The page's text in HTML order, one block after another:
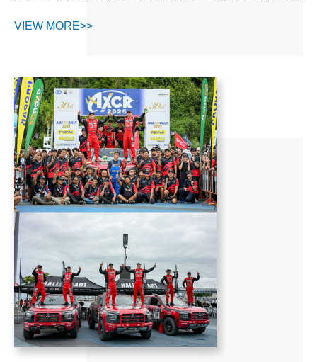
◆三菱重工製 エアコン
その他、産地直送もぎたてのリンゴ・梨など（長野県松川町よ
り）
皆様のお越しをお待ちしております。
当日はお気をつけてお越しください。
VIEW MORE>>